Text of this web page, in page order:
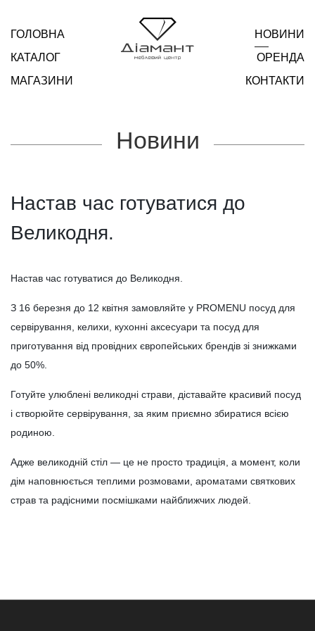
ГОЛОВНА
КАТАЛОГ
МАГАЗИНИ
НОВИНИ
ОРЕНДА
КОНТАКТИ
Новини
Настав час готуватися до
Великодня.
Настав час готуватися до Великодня.
З 16 березня до 12 квітня замовляйте у PROMENU посуд для
сервірування, келихи, кухонні аксесуари та посуд для
приготування від провідних європейських брендів зі знижками
до 50%.
Готуйте улюблені великодні страви, діставайте красивий посуд
і створюйте сервірування, за яким приємно збиратися всією
родиною.
Адже великодній стіл — це не просто традиція, а момент, коли
дім наповнюється теплими розмовами, ароматами святкових
страв та радісними посмішками найближчих людей.